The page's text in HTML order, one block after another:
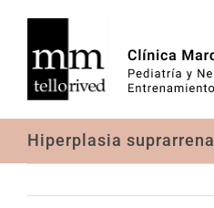
contenido
Hiperplasia